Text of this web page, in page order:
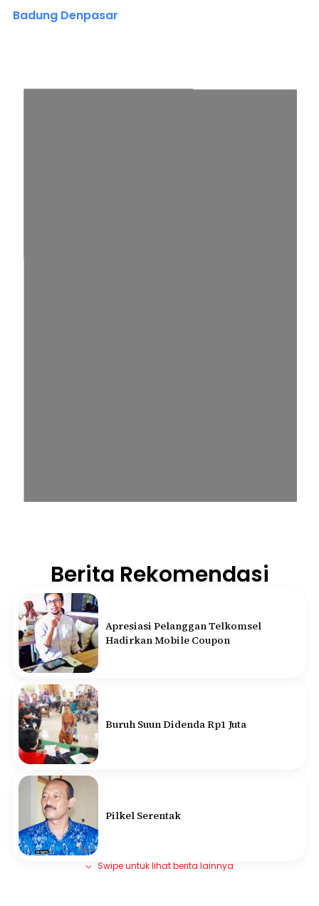
Badung Denpasar
Berita Rekomendasi
Apresiasi Pelanggan Telkomsel
Hadirkan Mobile Coupon
Buruh Suun Didenda Rp1 Juta
Pilkel Serentak
Swipe untuk lihat berita lainnya